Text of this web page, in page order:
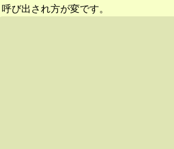
呼び出され方が変です。